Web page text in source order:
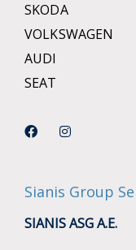
SKODA
VOLKSWAGEN
AUDI
SEAT
Sianis Group
SIANIS ASG A.E.